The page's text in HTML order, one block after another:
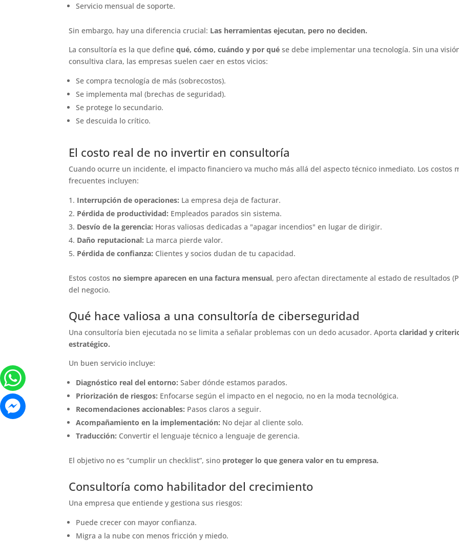
Servicio mensual de soporte.
Sin embargo, hay una diferencia crucial: Las herramientas ejecutan, pero no deciden.
La consultoría es la que definequé, cómo, cuándo y por qué se debe implementar una tecnología. Sin una
consultiva clara, las empresas suelen caer en estos vicios:
Se compra tecnología de más (sobrecostos).
Se implementa mal (brechas de seguridad).
Se protege lo secundario.
Se descuida lo crítico.
El costo real de no invertir en consultoría
Cuando ocurre un incidente, el impacto financiero va mucho más allá del aspecto técnico inmediato. Los costos
frecuentes incluyen:
Interrupción de operaciones: La empresa deja de facturar.
Pérdida de productividad: Empleados parados sin sistema.
Desvío de la gerencia: Horas valiosas dedicadas a "apagar incendios" en lugar de dirigir.
Daño reputacional: La marca pierde valor.
Pérdida de confianza: Clientes y socios dudan de tu capacidad.
Estos costos no siempre aparecen en una factura mensual, pero afectan directamente al estado de resultados
del negocio.
Qué hace valiosa a una consultoría de ciberseguridad
Una consultoría bien ejecutada no se limita a señalar problemas con un dedo acusador. Aportaclaridad y
estratégico.
Un buen servicio incluye:
Diagnóstico real del entorno: Saber dónde estamos parados.
Priorización de riesgos: Enfocarse según el impacto en el negocio, no en la moda tecnológica.
Recomendaciones accionables: Pasos claros a seguir.
Acompañamiento en la implementación: No dejar al cliente solo.
Traducción: Convertir el lenguaje técnico a lenguaje de gerencia.
El objetivo no es “cumplir un checklist”, sino proteger lo que genera valor en tu empresa.
Consultoría como habilitador del crecimiento
Una empresa que entiende y gestiona sus riesgos:
Puede crecer con mayor confianza.
Migra a la nube con menos fricción y miedo.